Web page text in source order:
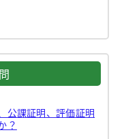
公課証明、評価証明
？